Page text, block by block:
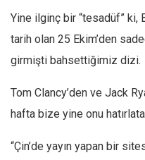
Yine ilginç bir “tesadüf” ki,
tarih olan 25 Ekim’den
girmişti bahsettiğimiz dizi.
Tom Clancy’den ve Jack
hafta bize yine onu
“Çin’de yayın yapan bir